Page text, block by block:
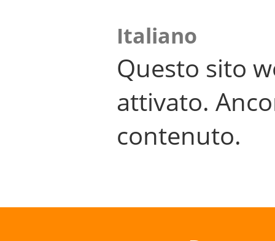
Italiano
Questo sito
attivato.
contenuto.